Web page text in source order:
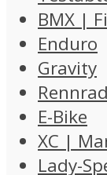
BMX |
Enduro
Gravity
Rennrad
E-Bike
XC |
Lady-